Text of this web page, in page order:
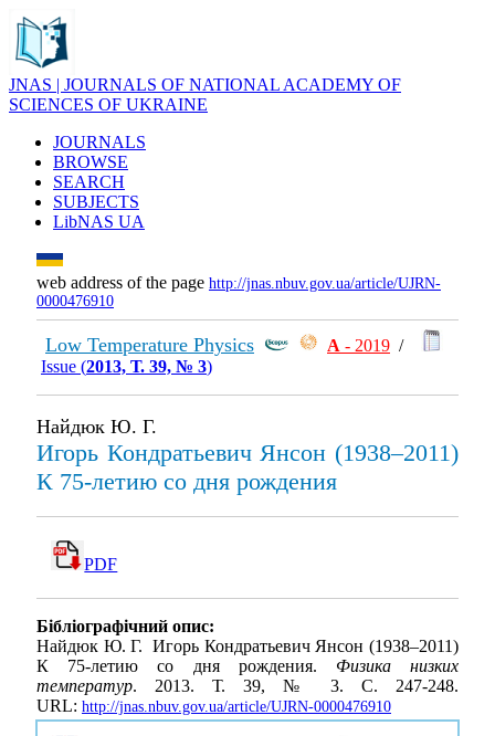
JNAS | JOURNALS OF NATIONAL ACADEMY OF
SCIENCES OF UKRAINE
JOURNALS
BROWSE
SEARCH
SUBJECTS
LibNAS UA
web address of the page http://jnas.nbuv.gov.ua/article/UJRN-
0000476910
Low Temperature Physics А - 2019 /
Issue (2013, Т. 39, № 3)
Найдюк Ю. Г.
Игорь Кондратьевич Янсон (1938–2011)
К 75-летию со дня рождения
PDF
Бібліографічний опис:
Найдюк Ю. Г. Игорь Кондратьевич Янсон (1938–2011)
К 75-летию со дня рождения. Физика низких
температур. 2013. Т. 39, № 3. С. 247-248.
URL: http://jnas.nbuv.gov.ua/article/UJRN-0000476910